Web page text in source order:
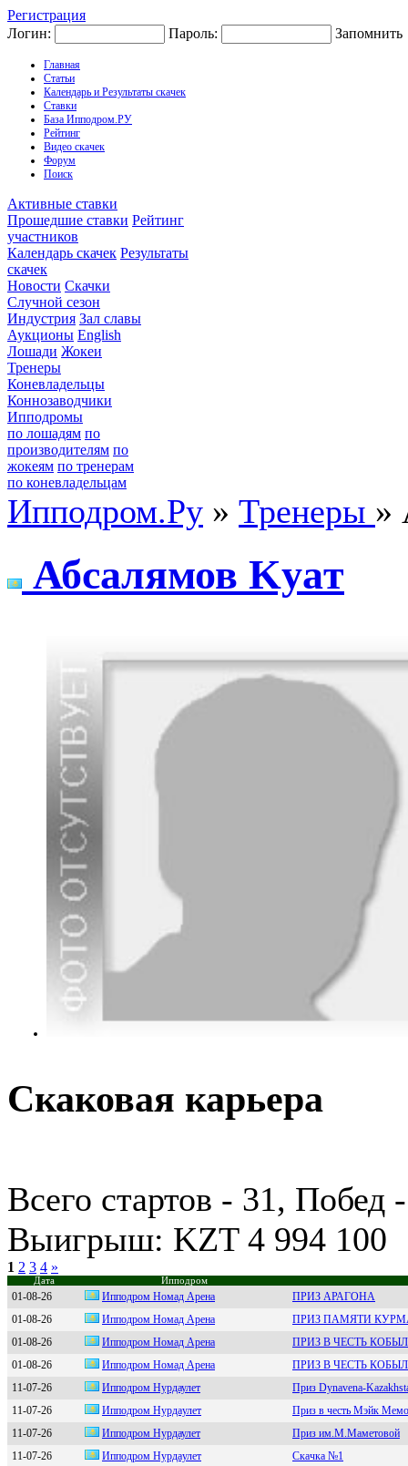
Регистрация
Логин:
Пароль: Запомнить
Главная
Статьи
Календарь и Результаты скачек
Ставки
База Ипподром.РУ
Рейтинг
Видео скачек
Форум
Поиск
Активные ставки
Прошедшие ставки Рейтинг
участников
Календарь скачек Результаты
скачек
Новости Скачки
Случной сезон
Индустрия Зал славы
Аукционы English
Лошади Жокеи
Тренеры
Коневладельцы
Коннозаводчики
Ипподромы
по лошадям по
производителям по
жокеям по тренерам
по коневладельцам
Ипподром.Ру » Тренеры »
Абсaлямов Kуaт
Скаковая карьера
Всего стартов - 31,
Выигрыш: KZT 4 994 100
1 2 3 4 »
Дата Ипподром
01-08-26 Иппoдpoм Нoмад Apeна
ПРИЗ АРАГОНА
01-08-26
Ипподром Номaд Арeнa
ПРИЗ ПАМЯТИ
01-08-26
Ипподром Номaд Aренa
ПРИЗ В ЧЕСТЬ
01-08-26
Иппoдрoм Нoмaд Aрeнa
ПРИЗ В ЧЕСТЬ
11-07-26
Ипподром Hурдаулeт
Приз Dynavena-
11-07-26
Иппoдрoм Нурдaулет
Приз в честь Мэйк
11-07-26
Ипподром Hурдаулет
Приз им.М.Маметовой
11-07-26
Иппoдрoм Нурдaулeт
Скачка №1